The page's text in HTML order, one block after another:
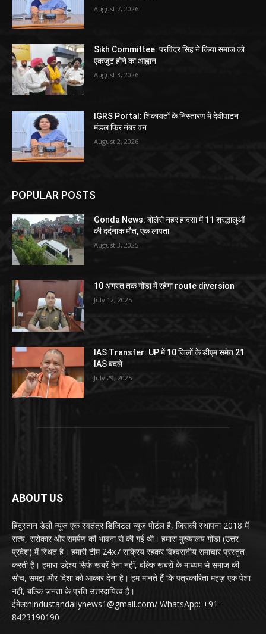
August 7, 2026
Sikh Committee: परविंदर सिंह ने किया समाज को
एकजुट होने का आह्वान
August 3, 2026
IGRS Portal: शिकायतों के निस्तारण में देवीपाटन
मंडल फिर नंबर वन
August 2, 2026
POPULAR POSTS
Gonda News: बोलेरो नहर हादसा में 11 श्रद्धालुओं
की दर्दनाक मौत, एक लापता
August 3, 2025
10 अगस्त तक गोंडा में रहेगा route diversion
July 12, 2025
IAS Transfer: UP में 10 जिलों के डीएम समेत 21
IAS बदले
July 29, 2025
ABOUT US
हिंदुस्तान डेली न्यूज एक स्वतंत्र डिजिटल न्यूज़ पोर्टल है, जिसकी स्थापना 2018 में
सत्य, सरोकार और समर्पण की भावना से की गई थी। हमारा मुख्यालय गोंडा (उत्तर
प्रदेश) में स्थित है। हमारी टीम 24x7 सक्रिय रहकर विश्वसनीय समाचार प्रस्तुत
करती है। हमारा उद्देश्य सिर्फ खबरें देना नहीं, बल्कि खबरों के माध्यम से समाज की
सोच, समझ और दिशा को आकार देना है। हम मानते हैं कि पत्रकारिता महज़ एक पेशा
नहीं, बल्कि जनता के प्रति उत्तरदायित्व है।
ईमेल:hindustandailynews1@gmail.com/ WhatsApp: +91-
8423190190